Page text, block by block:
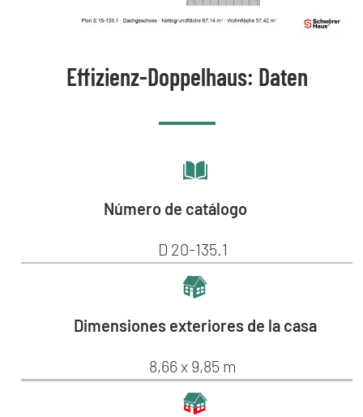
Effizienz-Doppelhaus: Daten
Número de catálogo
D 20-135.1
Dimensiones exteriores de la casa
8,66 x 9,85 m